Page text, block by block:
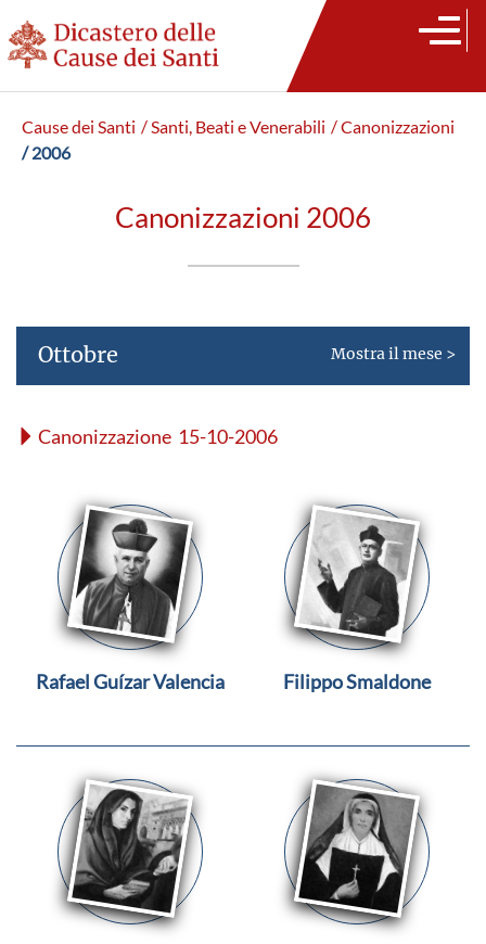
Cause dei Santi / Santi, Beati e Venerabili / Canonizzazioni
/ 2006
Canonizzazioni 2006
Ottobre Mostra il mese >
Canonizzazione 15-10-2006
Rafael Guízar Valencia Filippo Smaldone